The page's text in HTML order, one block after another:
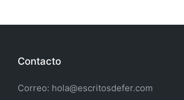
Contacto
Correo: hola@escritosdefer.com